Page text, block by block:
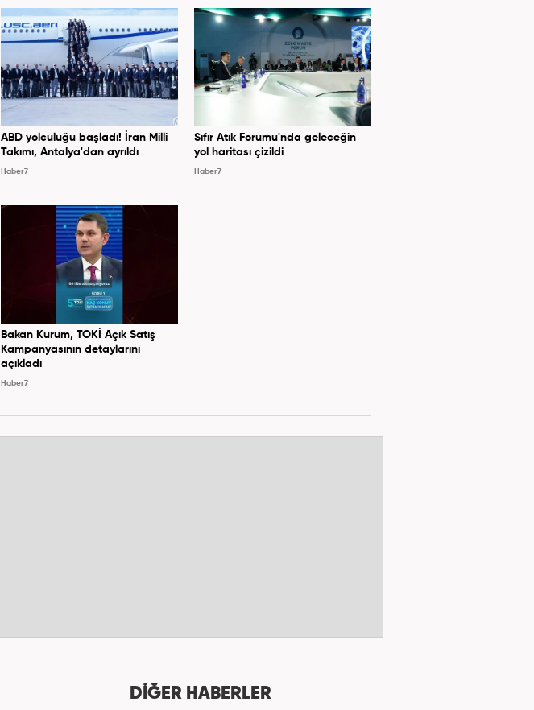
ABD yolculuğu başladı! İran Milli
Takımı, Antalya'dan ayrıldı
Haber7
Sıfır Atık Forumu'nda geleceğin
yol haritası çizildi
Haber7
Bakan Kurum, TOKİ Açık Satış
Kampanyasının detaylarını
açıkladı
Haber7
DİĞER HABERLER